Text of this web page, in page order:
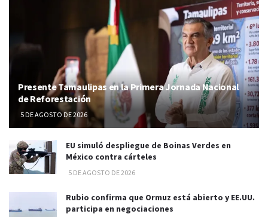
Presente Tamaulipas en la Primera Jornada Nacional
de Reforestación
5 DE AGOSTO DE 2026
EU simuló despliegue de Boinas Verdes en
México contra cárteles
5 DE AGOSTO DE 2026
Rubio confirma que Ormuz está abierto y EE.UU.
participa en negociaciones